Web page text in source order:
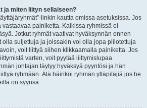
ja miten liityn sellaiseen?
linkin kautta omissa asetuksissa. Jos
vastaavaa painiketta. Kaikissa ryhmissä ei
Jotkut ryhmät vaativat hyväksynnän ennen
olla suljettuja ja joissakin voi olla jopa piilotettuja
voit liittyä siihen klikkaamalla painiketta. Jos
varten, voit pyytää liittymislupaa
johtajan täytyy hyväksyä pyyntösi ja hän
ryhmään. Älä häiriköi ryhmän ylläpitäjiä jos he
on syynsä.